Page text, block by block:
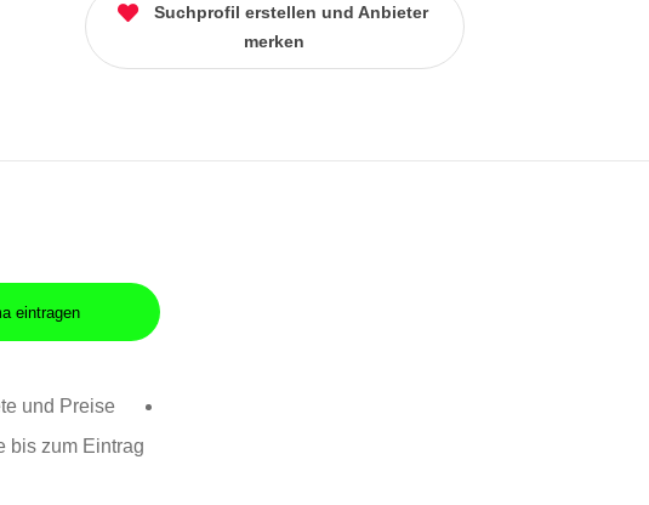
Suchprofil erstellen und Anbieter
merken
eintragen
und Preise
bis zum Eintrag